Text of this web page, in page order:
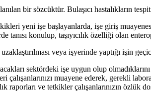
bir sözcüktür. Bulaşıcı hastalıkların
yeni işe başlayanlarda, işe giriş
konulup, taşıyıcılık özelliği olan
veya işyerinde yaptığı işin
sektördeki işe uygun olup
muayene ederek, gerekli
raporları ve tetkikler çalışanlarınızın özlük